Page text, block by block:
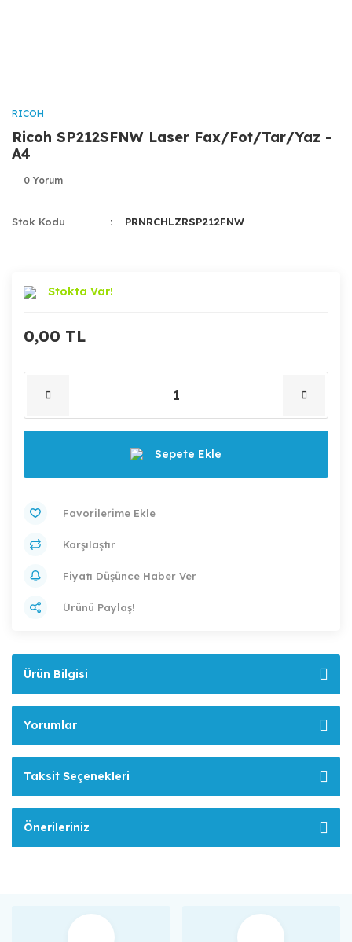
RICOH
Ricoh SP212SFNW Laser Fax/Fot/Tar/Yaz -
A4
0 Yorum
Stok Kodu PRNRCHLZRSP212FNW
Stokta Var!
0,00 TL
Sepete Ekle
Karşılaştır
Fiyatı Düşünce Haber Ver
Ürünü Paylaş!
Ürün Bilgisi
Yorumlar
Taksit Seçenekleri
Önerileriniz